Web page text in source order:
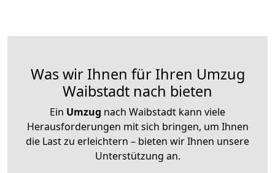
Was wir Ihnen für Ihren Umzug
Waibstadt nach bieten
Ein Umzug nach Waibstadt kann viele
Herausforderungen mit sich bringen, um Ihnen
die Last zu erleichtern – bieten wir Ihnen unsere
Unterstützung an.